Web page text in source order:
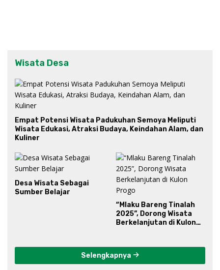
Wisata Desa
Empat Potensi Wisata Padukuhan Semoya Meliputi
Wisata Edukasi, Atraksi Budaya, Keindahan Alam, dan
Kuliner
Desa Wisata Sebagai
Sumber Belajar
“Mlaku Bareng Tinalah
2025”, Dorong Wisata
Berkelanjutan di Kulon
Selengkapnya